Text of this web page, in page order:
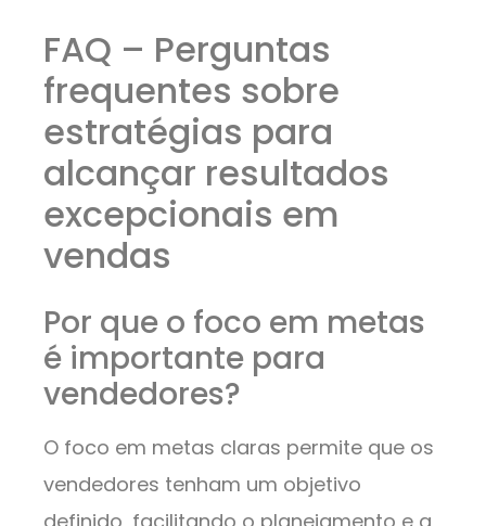
FAQ – Perguntas
frequentes sobre
estratégias para
alcançar resultados
excepcionais em
vendas
Por que o foco em metas
é importante para
vendedores?
O foco em metas claras permite que os
vendedores tenham um objetivo